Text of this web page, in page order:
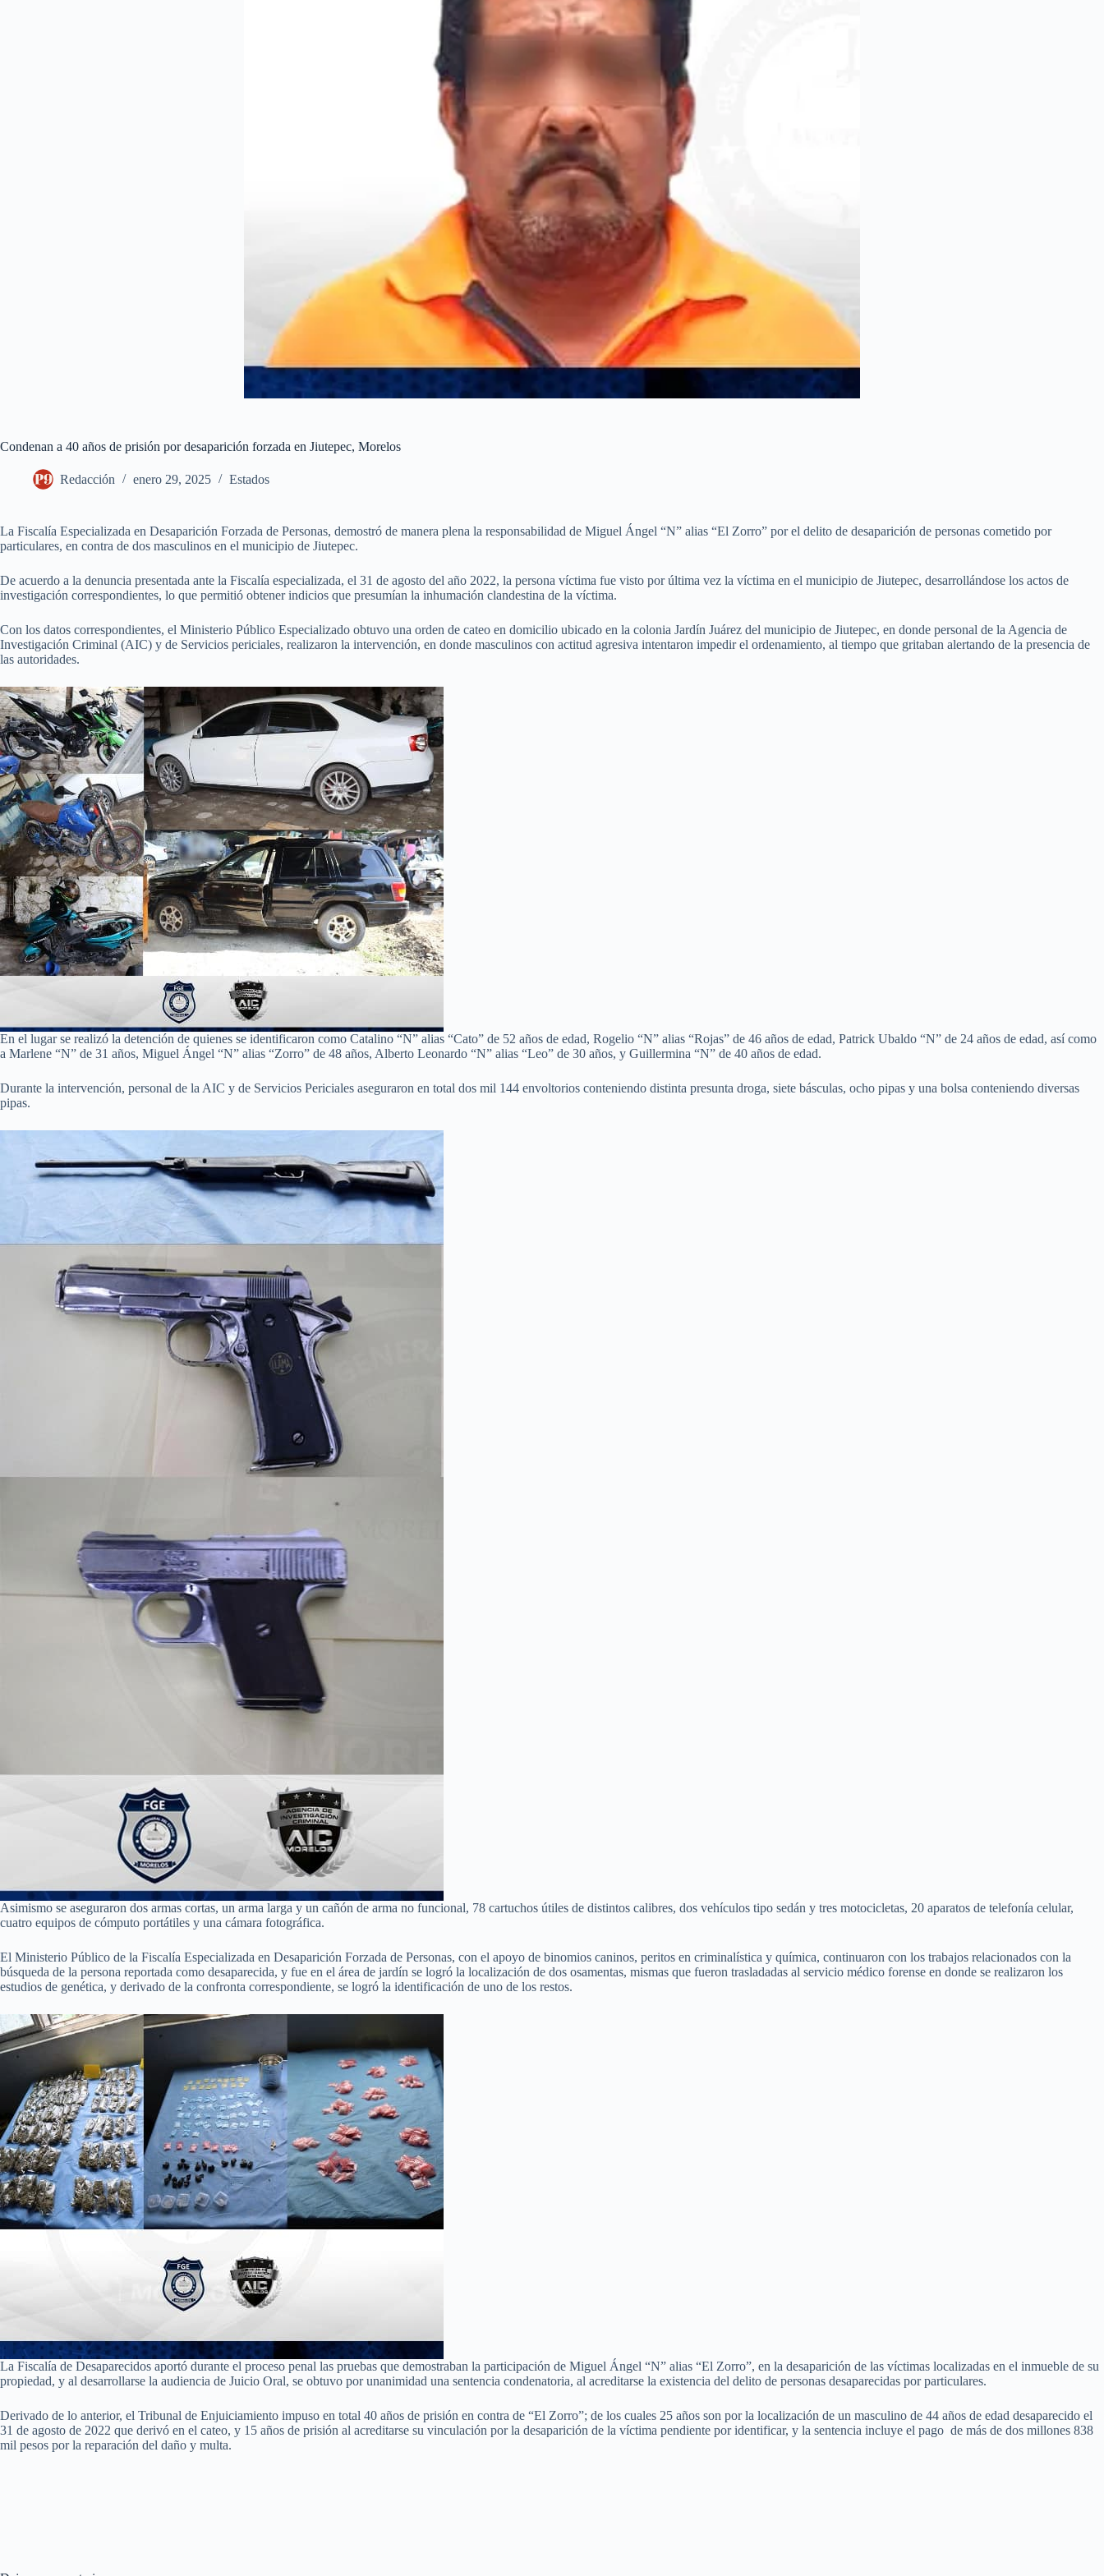
Condenan a 40 años de prisión por desaparición forzada en Jiutepec, Morelos
Redacción enero 29, 2025 Estados
La Fiscalía Especializada en Desaparición Forzada de Personas, demostró de manera plena la responsabilidad de Miguel Ángel “N” alias “El Zorro” por el delito de desaparición de personas cometido por
particulares, en contra de dos masculinos en el municipio de Jiutepec.
De acuerdo a la denuncia presentada ante la Fiscalía especializada, el 31 de agosto del año 2022, la persona víctima fue visto por última vez la víctima en el municipio de Jiutepec, desarrollándose los actos de
investigación correspondientes, lo que permitió obtener indicios que presumían la inhumación clandestina de la víctima.
Con los datos correspondientes, el Ministerio Público Especializado obtuvo una orden de cateo en domicilio ubicado en la colonia Jardín Juárez del municipio de Jiutepec, en donde personal de la Agencia de
Investigación Criminal (AIC) y de Servicios periciales, realizaron la intervención, en donde masculinos con actitud agresiva intentaron impedir el ordenamiento, al tiempo que gritaban alertando de la presencia de
las autoridades.
En el lugar se realizó la detención de quienes se identificaron como Catalino “N” alias “Cato” de 52 años de edad, Rogelio “N” alias “Rojas” de 46 años de edad, Patrick Ubaldo “N” de 24 años de edad, así como
a Marlene “N” de 31 años, Miguel Ángel “N” alias “Zorro” de 48 años, Alberto Leonardo “N” alias “Leo” de 30 años, y Guillermina “N” de 40 años de edad.
Durante la intervención, personal de la AIC y de Servicios Periciales aseguraron en total dos mil 144 envoltorios conteniendo distinta presunta droga, siete básculas, ocho pipas y una bolsa conteniendo diversas
pipas.
Asimismo se aseguraron dos armas cortas, un arma larga y un cañón de arma no funcional, 78 cartuchos útiles de distintos calibres, dos vehículos tipo sedán y tres motocicletas, 20 aparatos de telefonía celular,
cuatro equipos de cómputo portátiles y una cámara fotográfica.
El Ministerio Público de la Fiscalía Especializada en Desaparición Forzada de Personas, con el apoyo de binomios caninos, peritos en criminalística y química, continuaron con los trabajos relacionados con la
búsqueda de la persona reportada como desaparecida, y fue en el área de jardín se logró la localización de dos osamentas, mismas que fueron trasladadas al servicio médico forense en donde se realizaron los
estudios de genética, y derivado de la confronta correspondiente, se logró la identificación de uno de los restos.
La Fiscalía de Desaparecidos aportó durante el proceso penal las pruebas que demostraban la participación de Miguel Ángel “N” alias “El Zorro”, en la desaparición de las víctimas localizadas en el inmueble de su
propiedad, y al desarrollarse la audiencia de Juicio Oral, se obtuvo por unanimidad una sentencia condenatoria, al acreditarse la existencia del delito de personas desaparecidas por particulares.
Derivado de lo anterior, el Tribunal de Enjuiciamiento impuso en total 40 años de prisión en contra de “El Zorro”; de los cuales 25 años son por la localización de un masculino de 44 años de edad desaparecido el
31 de agosto de 2022 que derivó en el cateo, y 15 años de prisión al acreditarse su vinculación por la desaparición de la víctima pendiente por identificar, y la sentencia incluye el pago de más de dos millones 838
mil pesos por la reparación del daño y multa.